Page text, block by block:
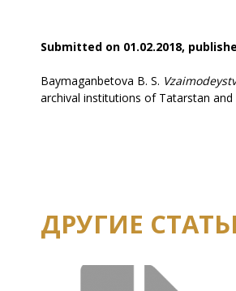
Submitted on 01.02.2018,
Baymaganbetova B. S.
archival institutions of Tatarstan
ДРУГИЕ